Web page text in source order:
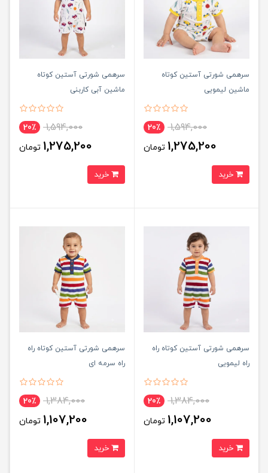
سرهمی شورتی آستین كوتاه
ماشین لیمویی
1,594,000 20٪
1,275,200 تومان
سرهمی شورتی آستین كوتاه
ماشین آبی کاربنی
1,594,000 20٪
1,275,200 تومان
سرهمی شورتی آستین كوتاه راه
راه لیمویی
1,384,000 20٪
1,107,200 تومان
سرهمی شورتی آستین كوتاه راه
راه سرمه ای
1,384,000 20٪
1,107,200 تومان